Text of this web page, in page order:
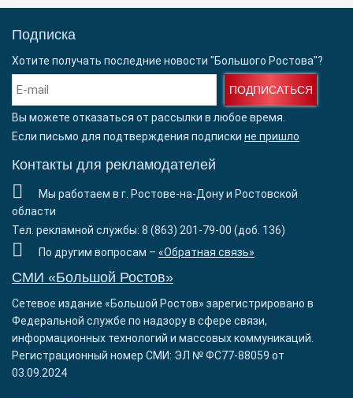
Подписка
Хотите получать последние новости "Большого Ростова"?
ПОДПИСАТЬСЯ
Вы можете отказаться от рассылки в любое время.
Если письмо для подтверждения подписки не пришло
Контакты для рекламодателей
Мы работаем в г. Ростове-на-Дону и Ростовской
области
Тел. рекламной службы: 8 (863) 201-79-00 (доб. 136)
По другим вопросам – «Обратная связь»
СМИ «Большой Ростов»
Сетевое издание «Большой Ростов» зарегистрировано в
Федеральной службе по надзору в сфере связи,
информационных технологий и массовых коммуникаций.
Регистрационный номер СМИ: ЭЛ № ФС77-88059 от
03.09.2024